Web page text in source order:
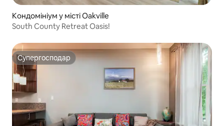
Кондомініум у місті Oakville
South County Retreat Oasis!
Супергосподар
Супергосподар